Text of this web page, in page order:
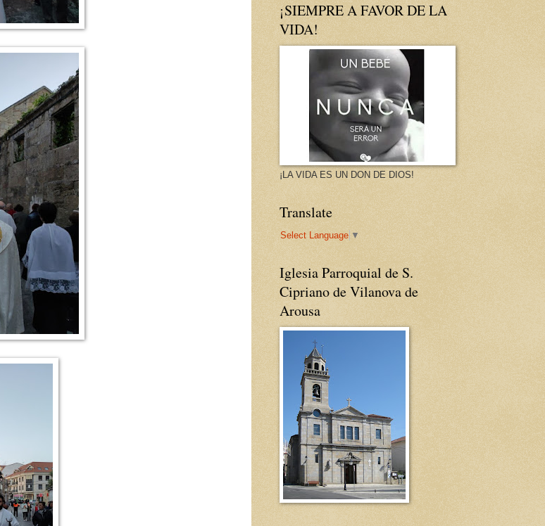
¡SIEMPRE A FAVOR DE LA
VIDA!
¡LA VIDA ES UN DON DE DIOS!
Translate
Select Language ▼
Iglesia Parroquial de S.
Cipriano de Vilanova de
Arousa